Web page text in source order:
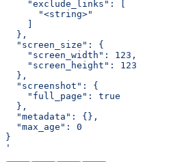
    "exclude_links": [
      "<string>"
  },
  "screen_size": {
    "screen_width": 123,
    "screen_height": 123
  },
  "screenshot": {
    "full_page": true
  },
  "metadata": {},
  "max_age": 0
}
'